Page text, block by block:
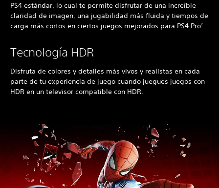
PS4 estándar, lo cual te permite disfrutar de una increíble
claridad de imagen, una jugabilidad más fluida y tiempos de
carga más cortos en ciertos juegos mejorados para PS4 Pro2.
Tecnología HDR
Disfruta de colores y detalles más vivos y realistas en cada
parte de tu experiencia de juego cuando juegues juegos con
HDR en un televisor compatible con HDR.